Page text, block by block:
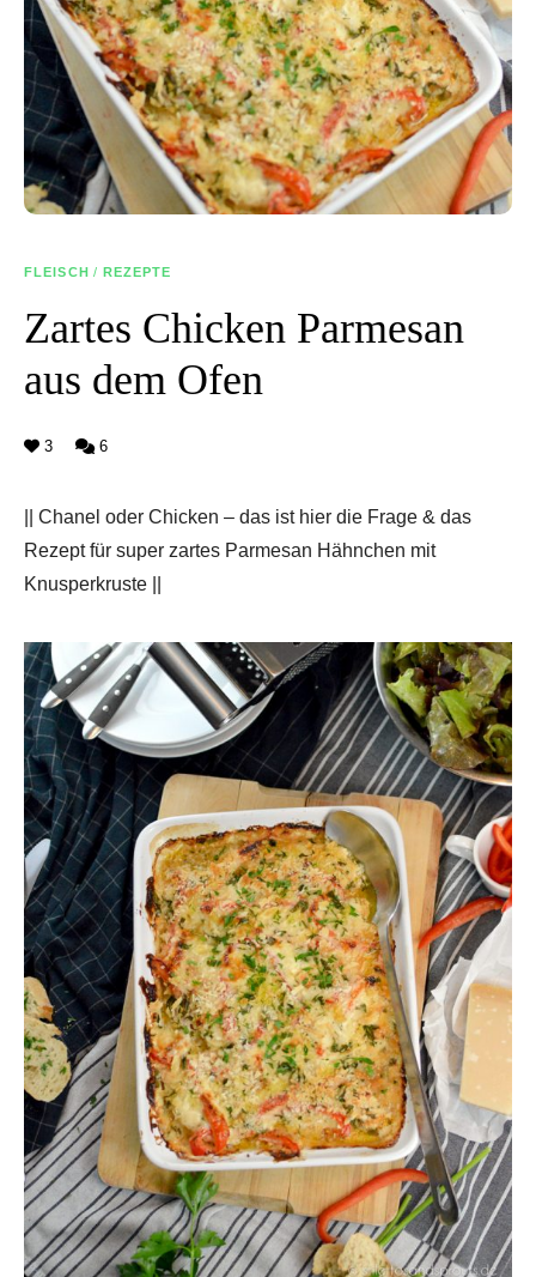
FLEISCH / REZEPTE
Zartes Chicken Parmesan
aus dem Ofen
3 6
|| Chanel oder Chicken – das ist hier die Frage & das
Rezept für super zartes Parmesan Hähnchen mit
Knusperkruste ||